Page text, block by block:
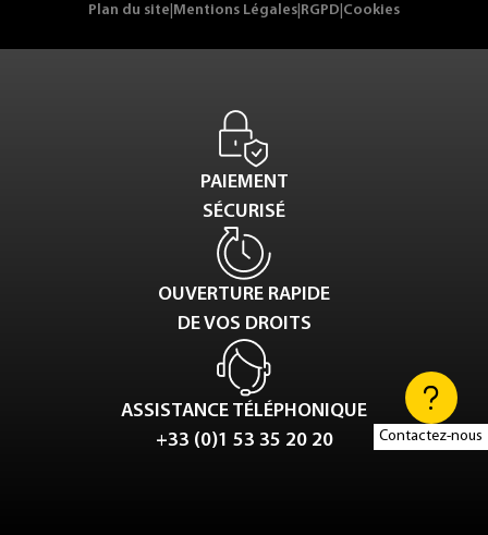
Contactez-nous
Plan du site Mentions Légales RGPD Cookies
PAIEMENT
SÉCURISÉ
OUVERTURE RAPIDE
DE VOS DROITS
ASSISTANCE TÉLÉPHONIQUE
+33 (0)1 53 35 20 20